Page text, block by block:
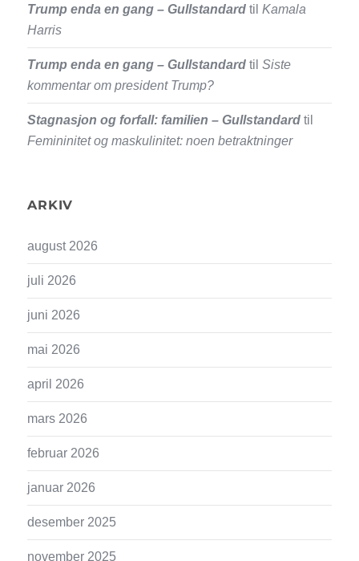
Trump enda en gang – Gullstandard tilKamala
Harris
Trump enda en gang – Gullstandard tilSiste
kommentar om president Trump?
Stagnasjon og forfall: familien – Gullstandard til
Femininitet og maskulinitet: noen betraktninger
ARKIV
august 2026
juli 2026
juni 2026
mai 2026
april 2026
mars 2026
februar 2026
januar 2026
desember 2025
november 2025